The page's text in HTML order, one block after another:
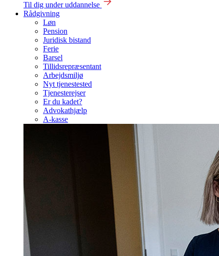
Til dig under uddannelse
Rådgivning
Løn
Pension
Juridisk bistand
Ferie
Barsel
Tillidsrepræsentant
Arbejdsmiljø
Nyt tjenestested
Tjenesterejser
Er du kadet?
Advokathjælp
A-kasse